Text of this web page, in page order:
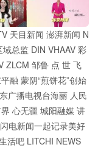
天目新闻 澎湃新闻 N
总监 DIN VHAAV 彩
ZLCM 邹鲁 点 世 飞
融 蒙阴“煎饼花”创始
广播电视台海丽 人民
心无疆 城阳融媒 讲
电新闻一起记录美好
活吧 LITCHI NEWS